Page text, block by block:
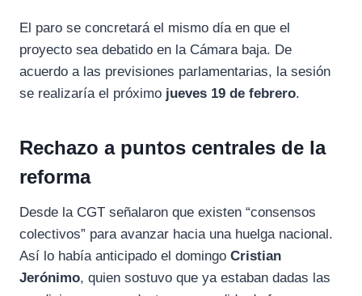
El paro se concretará el mismo día en que el
proyecto sea debatido en la Cámara baja. De
acuerdo a las previsiones parlamentarias, la sesión
se realizaría el próximo jueves 19 de febrero.
Rechazo a puntos centrales de la
reforma
Desde la CGT señalaron que existen “consensos
colectivos” para avanzar hacia una huelga nacional.
Así lo había anticipado el domingo Cristian
Jerónimo, quien sostuvo que ya estaban dadas las